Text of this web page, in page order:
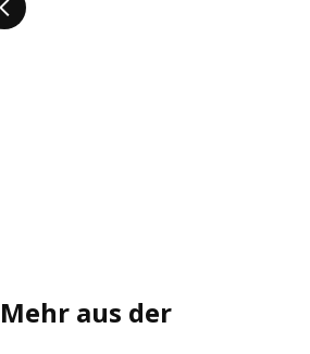
Mehr aus der